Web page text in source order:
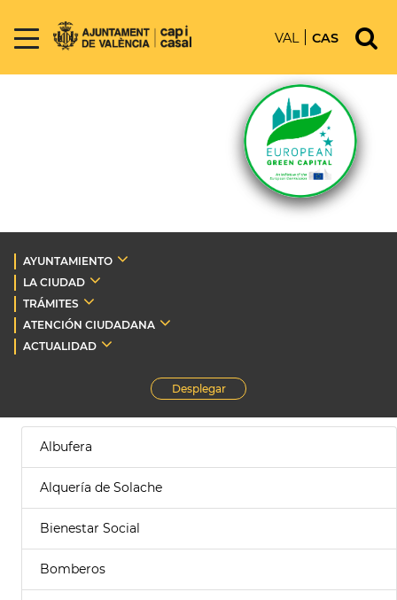
VAL CAS
AYUNTAMIENTO
LA CIUDAD
TRÁMITES
ATENCIÓN CIUDADANA
ACTUALIDAD
Desplegar
Albufera
Alquería de Solache
Bienestar Social
Bomberos